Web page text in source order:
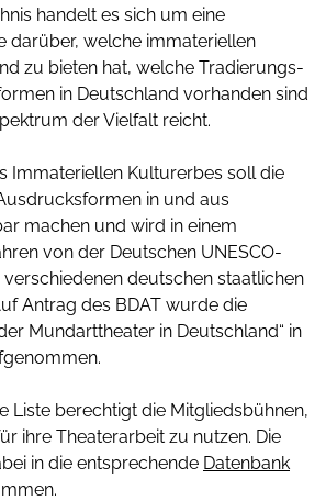
handelt es sich um eine
darüber, welche immateriellen
zu bieten hat, welche Tradierungs-
in Deutschland vorhanden sind
der Vielfalt reicht.
Immateriellen Kulturerbes soll die
in und aus
machen und wird in einem
von der Deutschen UNESCO-
deutschen staatlichen
Antrag des BDAT wurde die
Mundarttheater in Deutschland“ in
Liste berechtigt die Mitgliedsbühnen,
ihre Theaterarbeit zu nutzen. Die
in die entsprechende Datenbank